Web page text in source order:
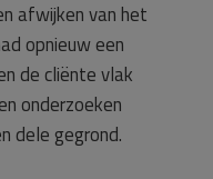
afwijken van het
opnieuw een
de cliënte vlak
onderzoeken
dele gegrond.